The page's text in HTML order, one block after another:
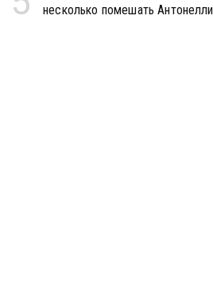
несколько помешать Антонелли